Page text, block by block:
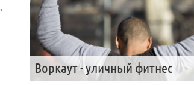
,
Воркаут - уличный фитнес